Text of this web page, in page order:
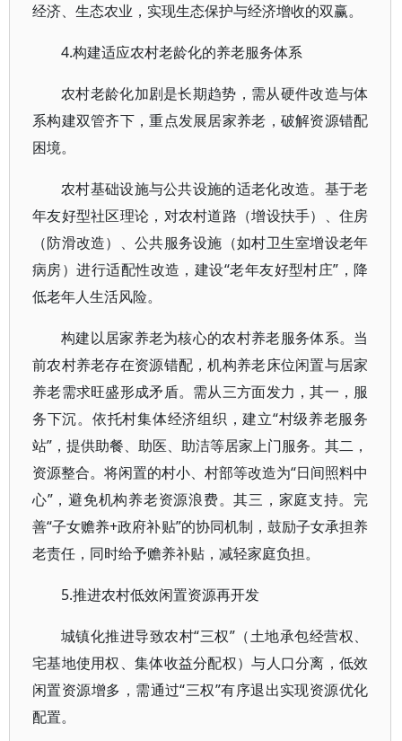
经济、生态农业，实现生态保护与经济增收的双赢。
4.构建适应农村老龄化的养老服务体系
农村老龄化加剧是长期趋势，需从硬件改造与体
系构建双管齐下，重点发展居家养老，破解资源错配
困境。
农村基础设施与公共设施的适老化改造。基于老
年友好型社区理论，对农村道路（增设扶手）、住房
（防滑改造）、公共服务设施（如村卫生室增设老年
病房）进行适配性改造，建设“老年友好型村庄”，降
低老年人生活风险。
构建以居家养老为核心的农村养老服务体系。当
前农村养老存在资源错配，机构养老床位闲置与居家
养老需求旺盛形成矛盾。需从三方面发力，其一，服
务下沉。依托村集体经济组织，建立“村级养老服务
站”，提供助餐、助医、助洁等居家上门服务。其二，
资源整合。将闲置的村小、村部等改造为“日间照料中
心”，避免机构养老资源浪费。其三，家庭支持。完
善“子女赡养+政府补贴”的协同机制，鼓励子女承担养
老责任，同时给予赡养补贴，减轻家庭负担。
5.推进农村低效闲置资源再开发
城镇化推进导致农村“三权”（土地承包经营权、
宅基地使用权、集体收益分配权）与人口分离，低效
闲置资源增多，需通过“三权”有序退出实现资源优化
配置。